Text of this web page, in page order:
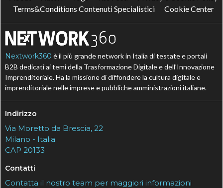
Terms&Conditions Contenuti Specialistici
Cookie Center
Nextwork360 è il più grande network in Italia di testate e portali
B2B dedicati ai temi della Trasformazione Digitale e dell’Innovazione
Imprenditoriale. Ha la missione di diffondere la cultura digitale e
imprenditoriale nelle imprese e pubbliche amministrazioni italiane.
Indirizzo
Via Moretto da Brescia, 22
Milano - Italia
CAP 20133
Contatti
Contatta il nostro team per maggiori informazioni